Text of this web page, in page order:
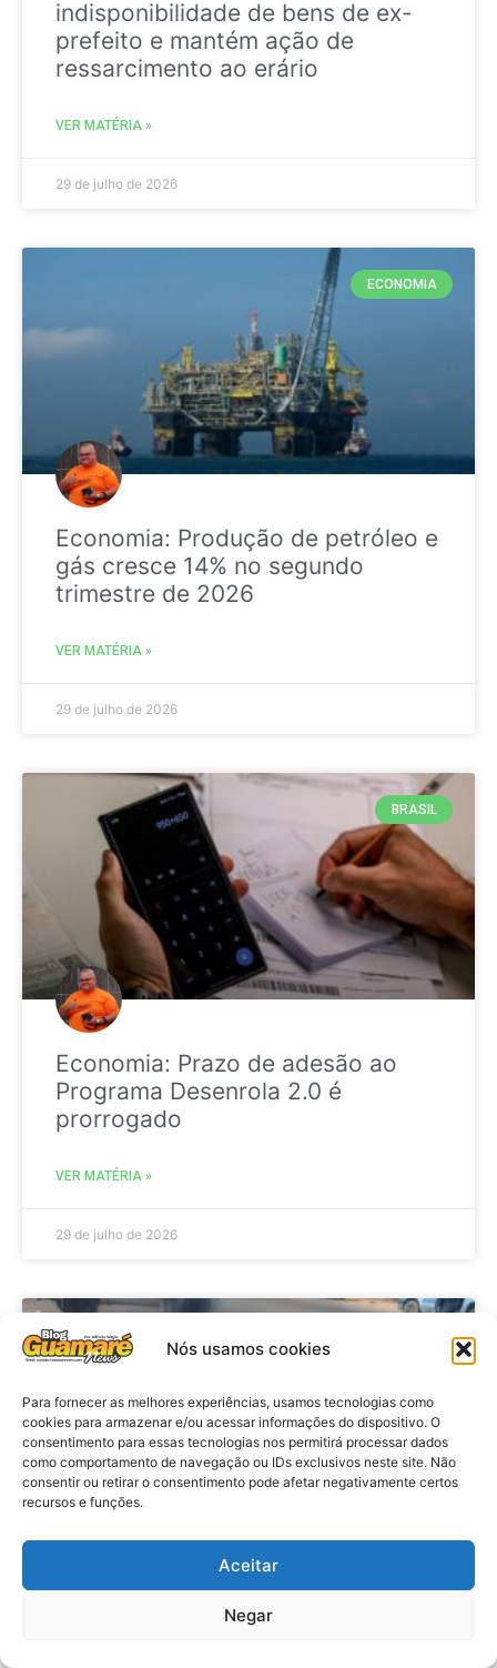
Nós usamos cookies
Para fornecer as melhores experiências, usamos tecnologias como
cookies para armazenar e/ou acessar informações do dispositivo. O
consentimento para essas tecnologias nos permitirá processar dados
como comportamento de navegação ou IDs exclusivos neste site. Não
consentir ou retirar o consentimento pode afetar negativamente certos
recursos e funções.
Aceitar
Negar
indisponibilidade de bens de ex-
prefeito e mantém ação de
ressarcimento ao erário
VER MATÉRIA »
29 de julho de 2026
ECONOMIA
Economia: Produção de petróleo e
gás cresce 14% no segundo
trimestre de 2026
VER MATÉRIA »
29 de julho de 2026
BRASIL
Economia: Prazo de adesão ao
Programa Desenrola 2.0 é
prorrogado
VER MATÉRIA »
29 de julho de 2026
Acidente: A caminho do trabalho
professora se envolve em